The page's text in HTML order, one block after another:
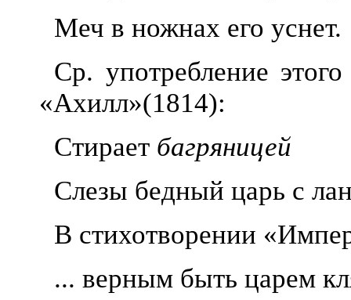
Меч в ножнах его уснет.
Ср. употребление
«Ахилл»(1814):
Стирает багряницей
Слезы бедный царь с
В стихотворении
... верным быть царем